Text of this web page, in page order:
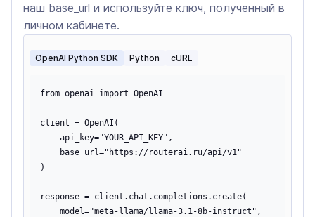
наш base_url и используйте ключ, полученный в
личном кабинете.
OpenAI Python SDK Python cURL
from openai import OpenAI
client = OpenAI(
    api_key="YOUR_API_KEY",
    base_url="https://routerai.ru/api/v1"
)
response = client.chat.completions.create(
    model="meta-llama/llama-3.1-8b-instruct",